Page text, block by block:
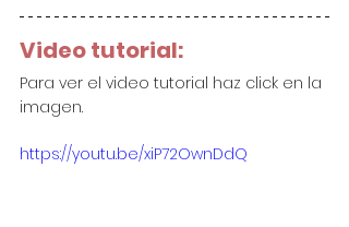
Video tutorial:
Para ver el video tutorial haz click en la
imagen.
https://youtu.be/xiP72OwnDdQ